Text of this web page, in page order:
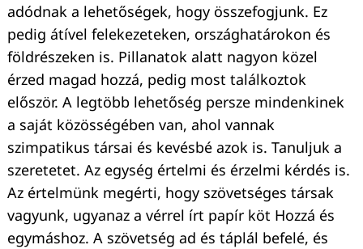
adódnak a lehetőségek, hogy összefogjunk. Ez
pedig átível felekezeteken, országhatárokon és
földrészeken is. Pillanatok alatt nagyon közel
érzed magad hozzá, pedig most találkoztok
először. A legtöbb lehetőség persze mindenkinek
a saját közösségében van, ahol vannak
szimpatikus társai és kevésbé azok is. Tanuljuk a
szeretetet. Az egység értelmi és érzelmi kérdés is.
Az értelmünk megérti, hogy szövetséges társak
vagyunk, ugyanaz a vérrel írt papír köt Hozzá és
egymáshoz. A szövetség ad és táplál befelé, és